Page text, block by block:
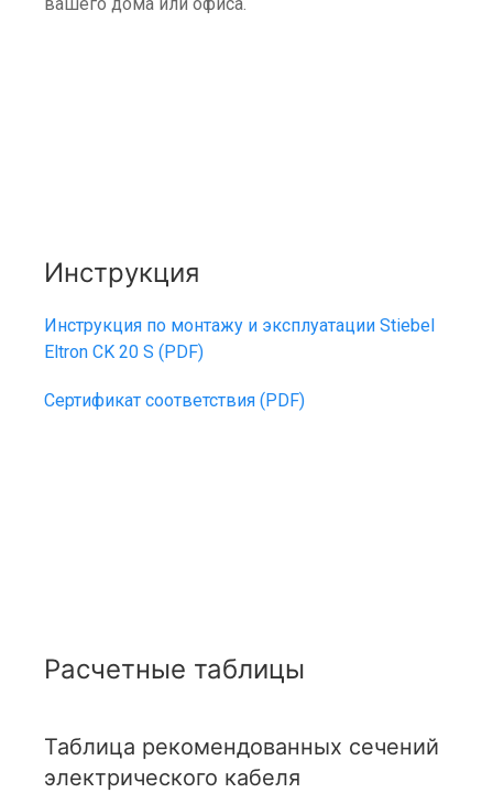
Инструкция
Инструкция по монтажу и эксплуатации Stiebel
Eltron CK 20 S (PDF)
Сертификат соответствия (PDF)
Расчетные таблицы
Таблица рекомендованных сечений
электрического кабеля